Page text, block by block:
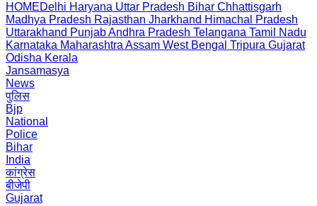
HOMEDelhi Haryana Uttar Pradesh Bihar Chhattisgarh
Madhya Pradesh Rajasthan Jharkhand Himachal Pradesh
Uttarakhand PunjabAndhra Pradesh Telangana Tamil Nadu
Karnataka Maharashtra Assam West Bengal Tripura Gujarat
Odisha Kerala
Jansamasya
News
पुलिस
Bjp
National
Police
Bihar
India
कांग्रेस
बीजेपी
Gujarat